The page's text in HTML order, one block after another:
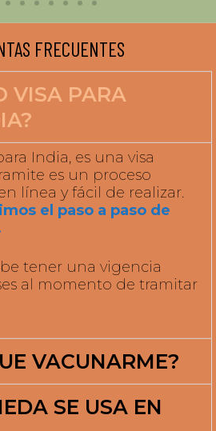
India, es una visa
es un proceso
línea y fácil de realizar.
el paso a paso de
tener una vigencia
al momento de tramitar
VACUNARME?
SE USA EN
LLEVAR?